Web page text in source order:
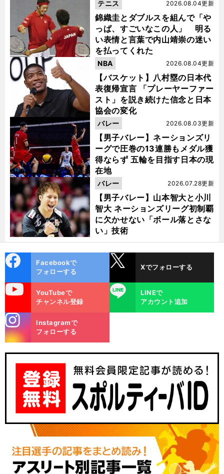
錦織圭とダブルスを組んで「や
っぱ、すごいなこの人」 明る
い表情と言葉で内山靖崇の迷い
を払ってくれた
2026.08.04更新
テニス
【バスケット】八村塁の日本代
表復帰宣言 「プレーヤーファー
スト」を説き続けた信念と日本
協会の変化
2026.08.04更新
NBA
【男子バレー】ネーションズリ
ーグで圧巻の13連勝もメダル獲
得ならず 五輪を目指す日本の現
在地
2026.08.03更新
バレー
【男子バレー】山本智大と小川
智大 ネーションズリーグ初制覇
に欠かせない「ボール落とさな
い」技術
2026.07.28更新
バレー
ok
Facebookで
フォローする
Xでフォローする
YouTubeで
チャンネル登録
LINE
LINEで
アカウント追加
m
Instagramで
フォローする